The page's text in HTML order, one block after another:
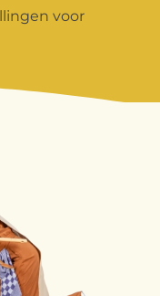
voor